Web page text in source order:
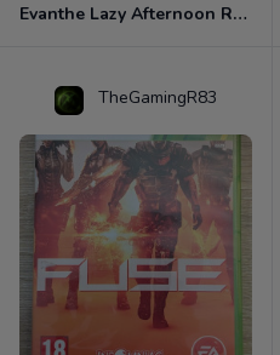
Evanthe Lazy Afternoon Red Pride of Eden
TheGamingR83